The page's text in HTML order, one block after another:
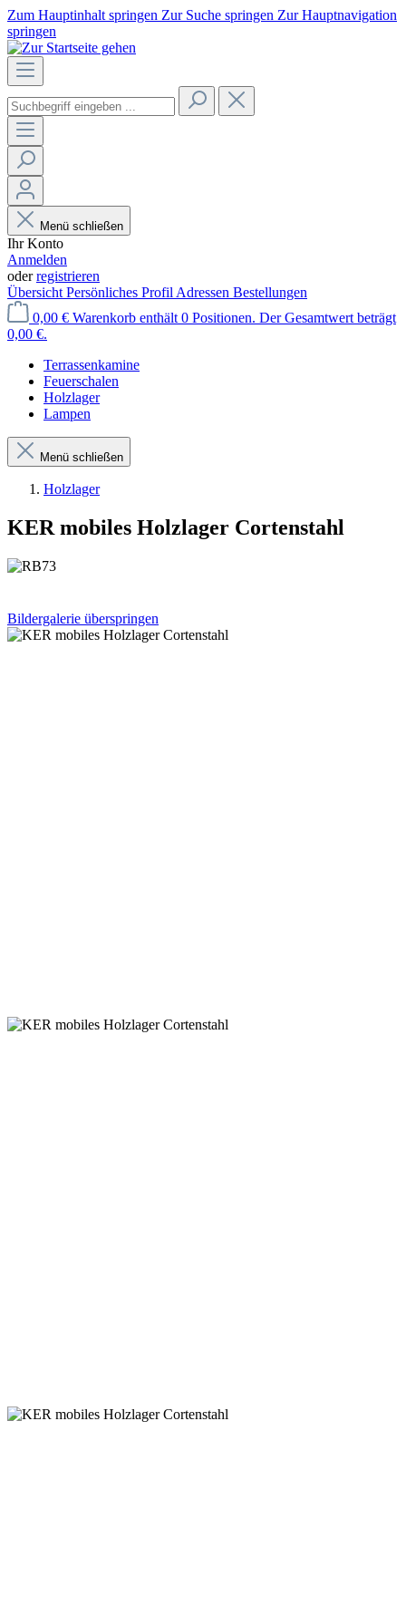
Zum Hauptinhalt springen Zur Suche springen Zur Hauptnavigation
springen
Menü schließen
Ihr Konto
Anmelden
oderregistrieren
Übersicht Persönliches Profil Adressen Bestellungen
0,00 € Warenkorb enthält 0 Positionen. Der Gesamtwert beträgt
0,00 €.
Terrassenkamine
Feuerschalen
Holzlager
Lampen
Menü schließen
Holzlager
KER mobiles Holzlager Cortenstahl
Bildergalerie überspringen